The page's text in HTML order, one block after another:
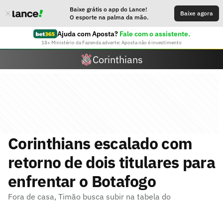
Baixe grátis o app do Lance!
O esporte na palma da mão.
Baixe agora
Ajuda com Aposta? Fale com o assistente.
18+ Ministério da Fazenda adverte: Aposta não é investimento
Corinthians
Corinthians escalado com
retorno de dois titulares para
enfrentar o Botafogo
Fora de casa, Timão busca subir na tabela do